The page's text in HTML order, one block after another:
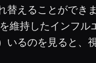
えることができ
維持したインフル
るのを見ると、